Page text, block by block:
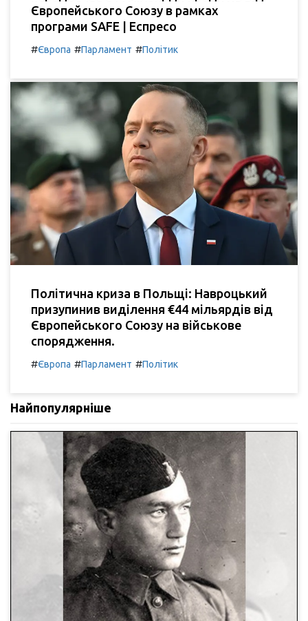
Європейського Союзу в рамках
програми SAFE | Еспресо
#Європа #Парламент #Політик
Політична криза в Польщі: Навроцький
призупинив виділення €44 мільярдів від
Європейського Союзу на військове
спорядження.
#Європа #Парламент #Політик
Найпопулярніше